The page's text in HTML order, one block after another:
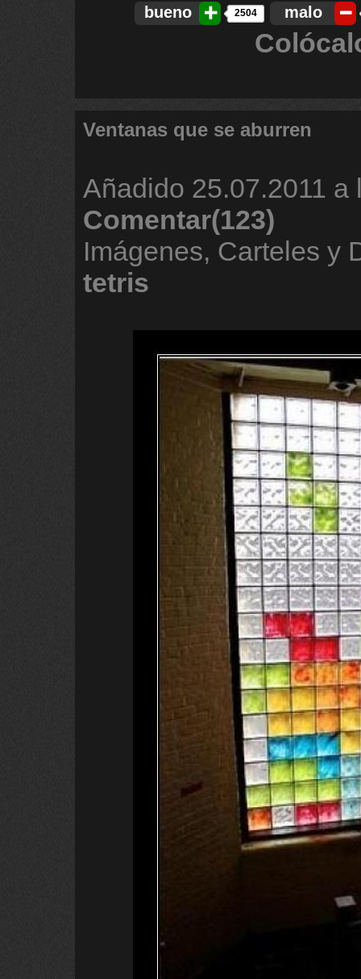
bueno 2504 malo
Ventanas que se aburren
Añadido 25.07.2011 a
Comentar(123)
Imágenes, Carteles y
tetris